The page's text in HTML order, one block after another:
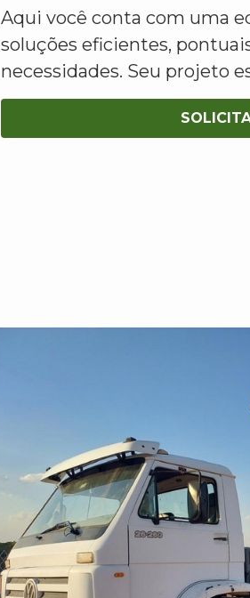
Aqui você conta com uma
soluções eficientes,
necessidades. Seu projeto